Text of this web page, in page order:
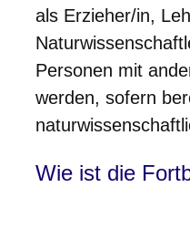
als Erzieher/in,
Personen mit
werden, sofern
Wie ist die